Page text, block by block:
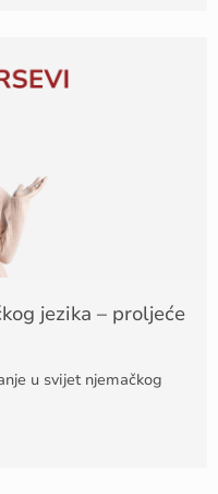
jezika – proljeće
u svijet njemačkog